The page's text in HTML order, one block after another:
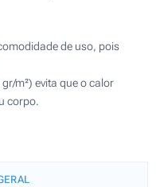
de uso, pois
m²) evita que o calor
corpo.